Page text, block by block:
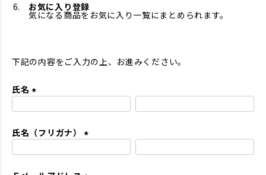
お気に入り登録
気になる商品をお気に入り一覧にまとめられます。
下記の内容をご入力の上、お進みください。
氏名
須
氏名（フリガナ）